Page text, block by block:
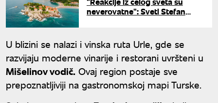
neverovatne": Sveti Stefan
U blizini se nalazi i vinska ruta Urle, gde se
razvijaju moderne vinarije i restorani uvršteni u
Mišelinov vodič. Ovaj region postaje sve
prepoznatljiviji na gastronomskoj mapi Turske.